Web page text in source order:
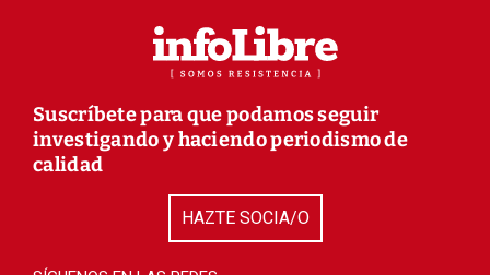
Suscríbete para que podamos seguir
investigando y haciendo periodismo de
calidad
HAZTE SOCIA/O